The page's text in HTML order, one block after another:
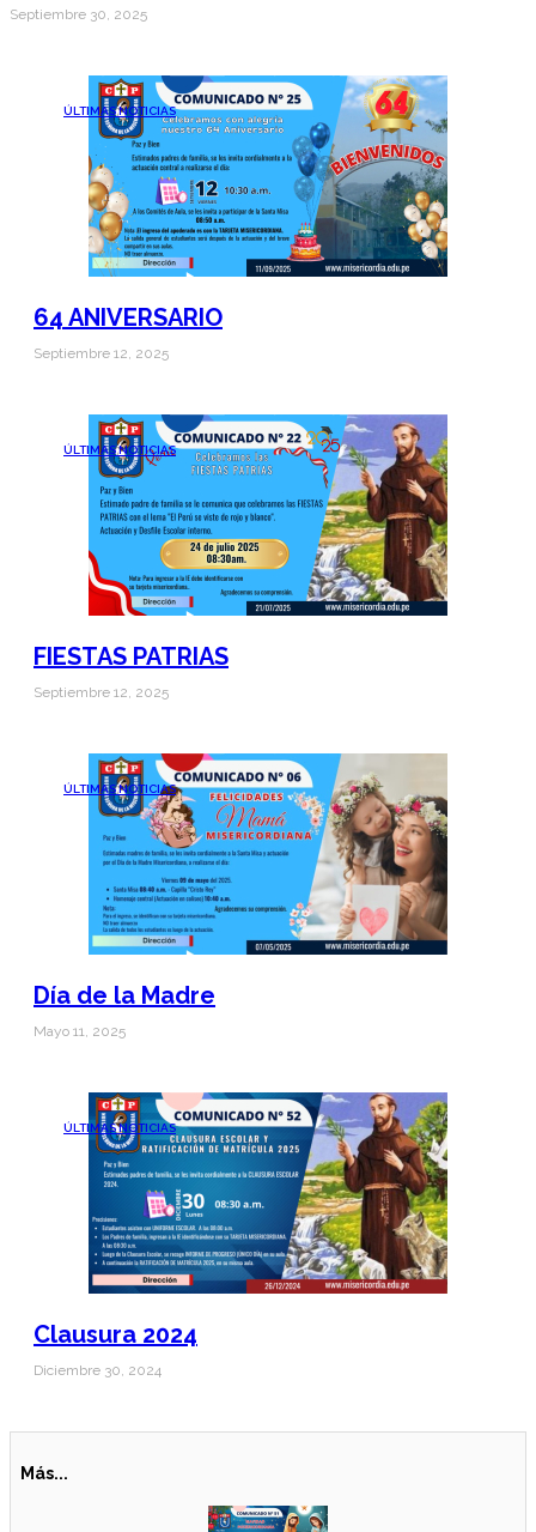
Septiembre 30, 2025
ÚLTIMAS NOTICIAS
64 ANIVERSARIO
Septiembre 12, 2025
ÚLTIMAS NOTICIAS
FIESTAS PATRIAS
Septiembre 12, 2025
ÚLTIMAS NOTICIAS
Día de la Madre
Mayo 11, 2025
ÚLTIMAS NOTICIAS
Clausura 2024
Diciembre 30, 2024
Más...